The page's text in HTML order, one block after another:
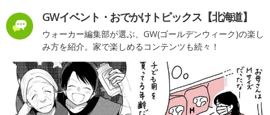
GWイベント・おでかけトピックス【北海道】
ウォーカー編集部が選ぶ、GW(ゴールデンウィーク)の楽し
み方を紹介。家で楽しめるコンテンツも続々！